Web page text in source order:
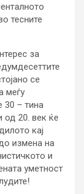
тесните
за
се
меѓу
30 – тина
од 20. век ќе
кај
измена на
и
уметност